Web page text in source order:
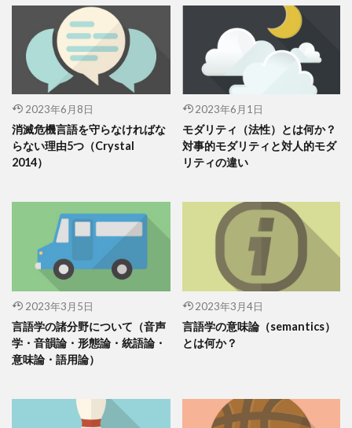
2023年6月8日
消滅危機言語を守らなければな
らない理由5つ（Crystal
2014）
2023年6月1日
モダリティ（法性）とは何か？
対事的モダリティと対人的モダ
リティの違い
2023年3月5日
言語学の諸分野について（音声
学・音韻論・形態論・統語論・
意味論・語用論）
2023年3月4日
言語学の意味論（semantics）
とは何か？